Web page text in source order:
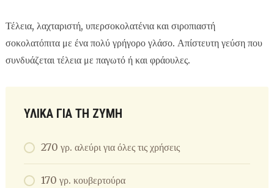
Τέλεια, λαχταριστή, υπερσοκολατένια και σιροπιαστή
σοκολατόπιτα με ένα πολύ γρήγορο γλάσο. Απίστευτη γεύση που
συνδυάζεται τέλεια με παγωτό ή και φράουλες.
ΥΛΙΚΆ ΓΙΑ ΤΗ ΖΎΜΗ
270 γρ. αλεύρι για όλες τις χρήσεις
170 γρ. κουβερτούρα